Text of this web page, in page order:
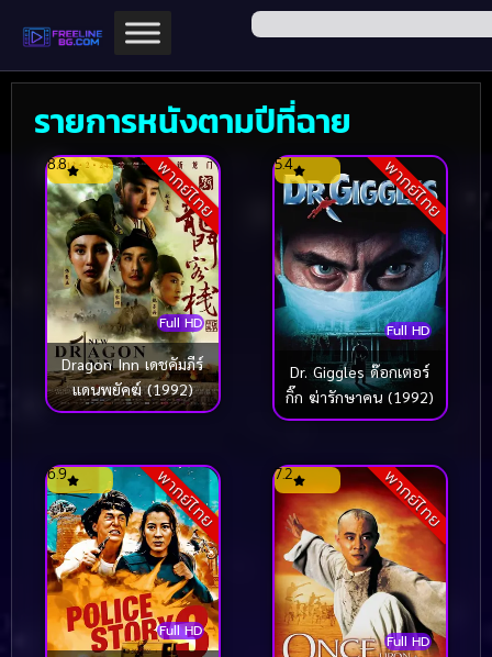
รายการหนังตามปีที่ฉาย
พากย์ไทย
Full HD
8.8
Dragon Inn เดชคัมภีร์
แดนพยัคฆ์ (1992)
พากย์ไทย
Full HD
5.4
Dr. Giggles ด๊อกเตอร์
กิ๊ก ฆ่ารักษาคน (1992)
พากย์ไทย
Full HD
6.9 พากย์ไทย
Full HD
7.2